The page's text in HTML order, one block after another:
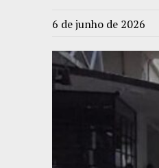
6 de junho de 2026